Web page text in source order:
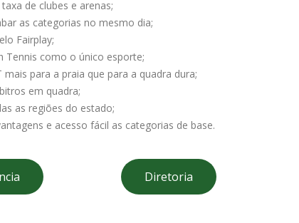
de clubes e arenas;
as categorias no mesmo dia;
Fairplay;
Tennis como o único esporte;
mais para a praia que para a quadra dura;
em quadra;
as regiões do estado;
e acesso fácil as categorias de base.
Diretoria